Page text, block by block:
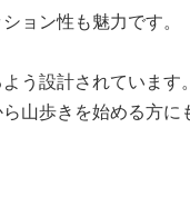
ョン性も魅力です。
う設計されています。
山歩きを始める方に